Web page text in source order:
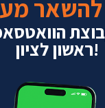
ראשון לציון!